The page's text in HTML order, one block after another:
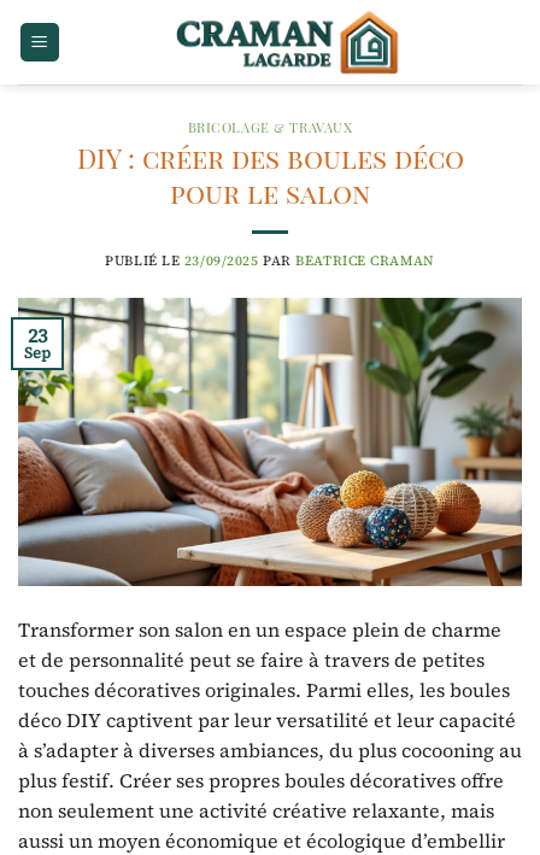
BRICOLAGE & TRAVAUX
DIY : créer des boules déco
pour le salon
PUBLIÉ LE 23/09/2025 PARBEATRICE CRAMAN
23
Sep
Transformer son salon en un espace plein de charme
et de personnalité peut se faire à travers de petites
touches décoratives originales. Parmi elles, les boules
déco DIY captivent par leur versatilité et leur capacité
à s’adapter à diverses ambiances, du plus cocooning au
plus festif. Créer ses propres boules décoratives offre
non seulement une activité créative relaxante, mais
aussi un moyen économique et écologique d’embellir